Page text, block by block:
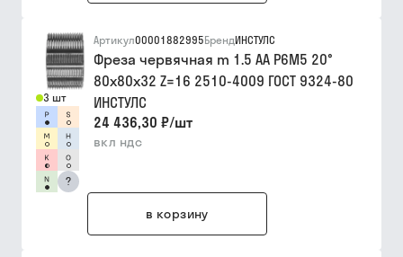
3 шт
?
Артикул00001882995БрендИНСТУЛС
Фреза червячная m 1.5 АА Р6М5 20°
80х80х32 Z=16 2510-4009 ГОСТ 9324-80
ИНСТУЛС
24 436,30 ₽/шт
вкл ндс
в корзину